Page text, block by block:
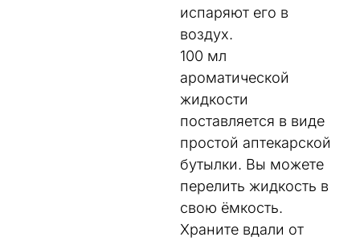
испаряют его в
воздух.
100 мл
ароматической
жидкости
поставляется в виде
простой аптекарской
бутылки. Вы можете
перелить жидкость в
свою ёмкость.
Храните вдали от